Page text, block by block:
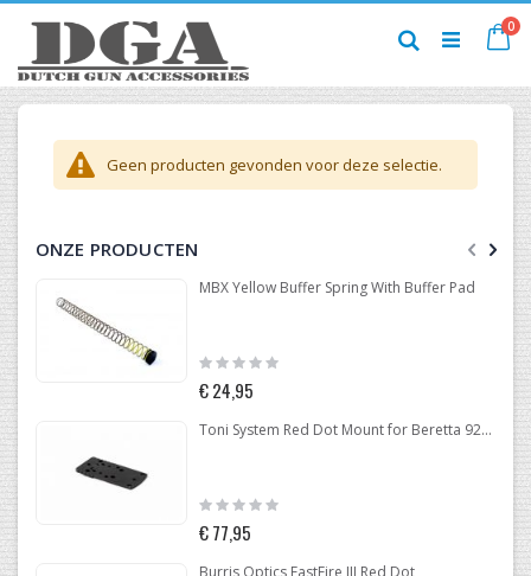
naar
de
inhoud
0
Zoek
Geen producten gevonden voor deze selectie.
ONZE PRODUCTEN
MBX Yellow Buffer Spring With Buffer Pad
Rating:
0%
€ 24,95
Toni System Red Dot Mount for Beretta 92-96-98
Rating:
0%
€ 77,95
Burris Optics FastFire III Red Dot